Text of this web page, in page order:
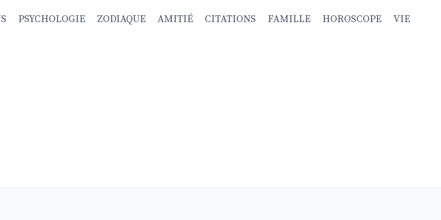
PSYCHOLOGIE ZODIAQUE AMITIÉ CITATIONS FAMILLE HOROSCOPE VIE